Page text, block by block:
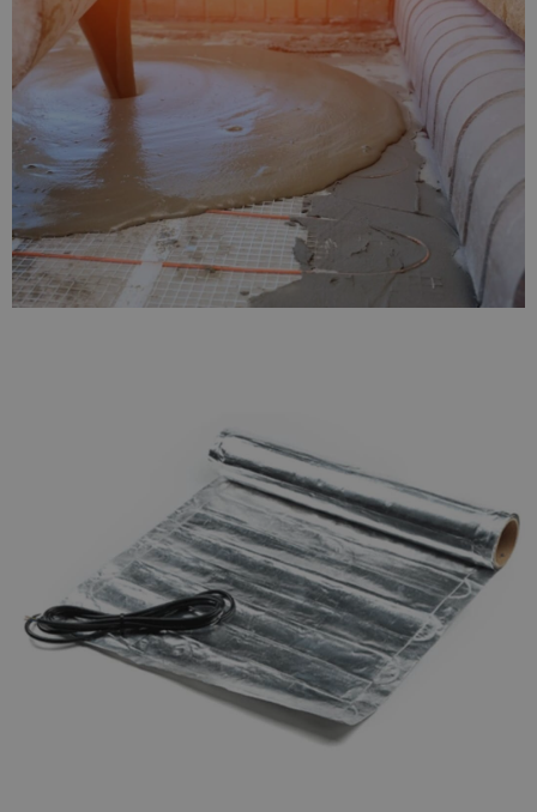
GEREEDSCHAP
gereedschap pakket